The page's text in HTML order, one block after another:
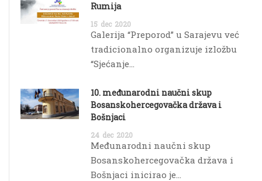
Rumija
15 dec 2020
Galerija “Preporod” u Sarajevu već
tradicionalno organizuje izložbu
“Sjećanje...
10. međunarodni naučni skup
Bosanskohercegovačka država i
Bošnjaci
24 dec 2020
Međunarodni naučni skup
Bosanskohercegovačka država i
Bošnjaci inicirao je...